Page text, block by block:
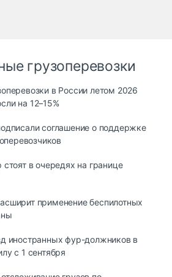
грузоперевозки
в России летом 2026
на 12–15%
соглашение о поддержке
в очередях на границе
применение беспилотных
иностранных фур-должников в
с 1 сентября